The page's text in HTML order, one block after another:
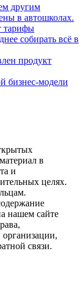
другим
в автошколах.
тарифы
собирать всё в
продукт
бизнес-модели
в
и
целях.
нашем сайте
связи.